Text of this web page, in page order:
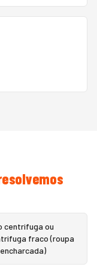
centrifuga ou
fraco (roupa